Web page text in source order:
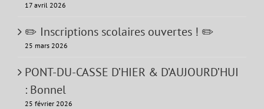
17 avril 2026
✏️ Inscriptions scolaires ouvertes ! ✏️
25 mars 2026
PONT-DU-CASSE D’HIER & D’AUJOURD’HUI
: Bonnel
25 février 2026